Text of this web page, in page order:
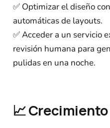
✅ Optimizar el diseño
automáticas de layouts.
✅ Acceder a un servicio
revisión humana para
pulidas en una noche.
📈